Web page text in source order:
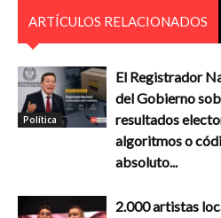
ARTÍCULOS RELACIONADOS
Política
El Registrador
del Gobierno
resultados
algoritmos o
absoluto...
2.000 artistas